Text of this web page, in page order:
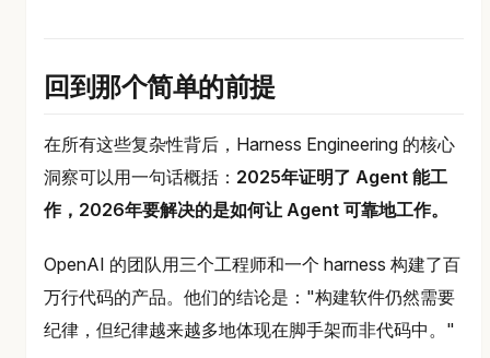
回到那个简单的前提
在所有这些复杂性背后，Harness Engineering 的核心
洞察可以用一句话概括： 2025年证明了 Agent 能工
作，2026年要解决的是如何让 Agent 可靠地工作。
OpenAI 的团队用三个工程师和一个 harness 构建了百
万行代码的产品。他们的结论是："构建软件仍然需要
纪律，但纪律越来越多地体现在脚手架而非代码中。"